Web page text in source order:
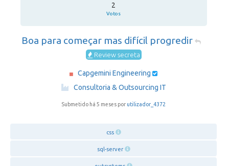
2
Votos
Boa para começar mas difícil progredir
Review secreta
Capgemini Engineering
·
Consultoria & Outsourcing IT
Submetido há 5 meses por utilizador_4372
css
sql-server